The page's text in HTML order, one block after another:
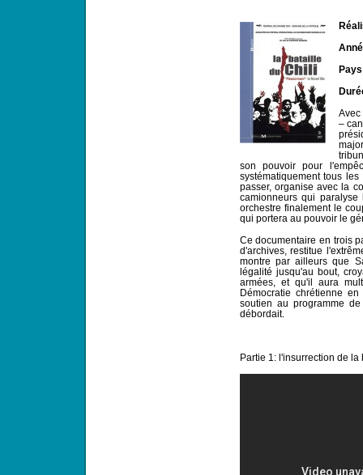
Avec
–
son pouvoir pour
systématiquement tous
passer, organise avec la
camionneurs qui
orchestre finalement le
qui portera au pouvoir le
Ce documentaire en trois
d'archives, restitue
montre par ailleurs que
légalité jusqu'au bout,
armées, et qu'il aura
Démocratie chrétienne
soutien au programme
débordait.
Partie 1: l'insurrection de la